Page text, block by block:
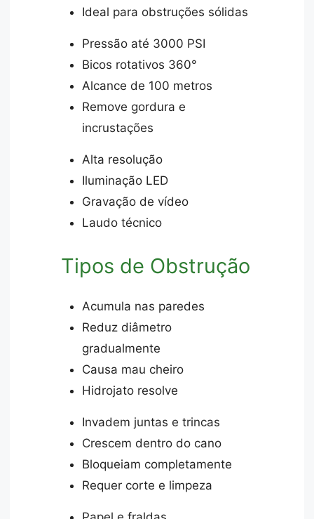
Ideal para obstruções sólidas
Pressão até 3000 PSI
Bicos rotativos 360°
Alcance de 100 metros
Remove gordura e
incrustações
Alta resolução
Iluminação LED
Gravação de vídeo
Laudo técnico
Tipos de Obstrução
Acumula nas paredes
Reduz diâmetro
gradualmente
Causa mau cheiro
Hidrojato resolve
Invadem juntas e trincas
Crescem dentro do cano
Bloqueiam completamente
Requer corte e limpeza